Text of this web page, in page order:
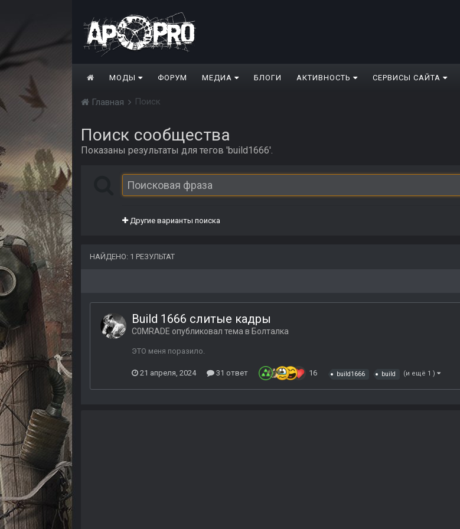
МОДЫ ФОРУМ МЕДИА БЛОГИ АКТИВНОСТЬ СЕРВИСЫ САЙТА
Главная Поиск
Поиск сообщества
Показаны результаты для тегов 'build1666'.
Другие варианты поиска
НАЙДЕНО: 1 РЕЗУЛЬТАТ
Build 1666 слитые кадры
C0MRADE опубликовал тема в Болталка
ЭТО меня поразило.
21 апреля, 2024 31 ответ 16 build1666 build (и ещё 1 )